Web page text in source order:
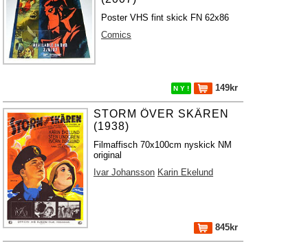
Poster VHS fint skick FN 62x86
Comics
N Y ! 149kr
STORM ÖVER SKÄREN
(1938)
Filmaffisch 70x100cm nyskick NM
original
Ivar Johansson Karin Ekelund
845kr